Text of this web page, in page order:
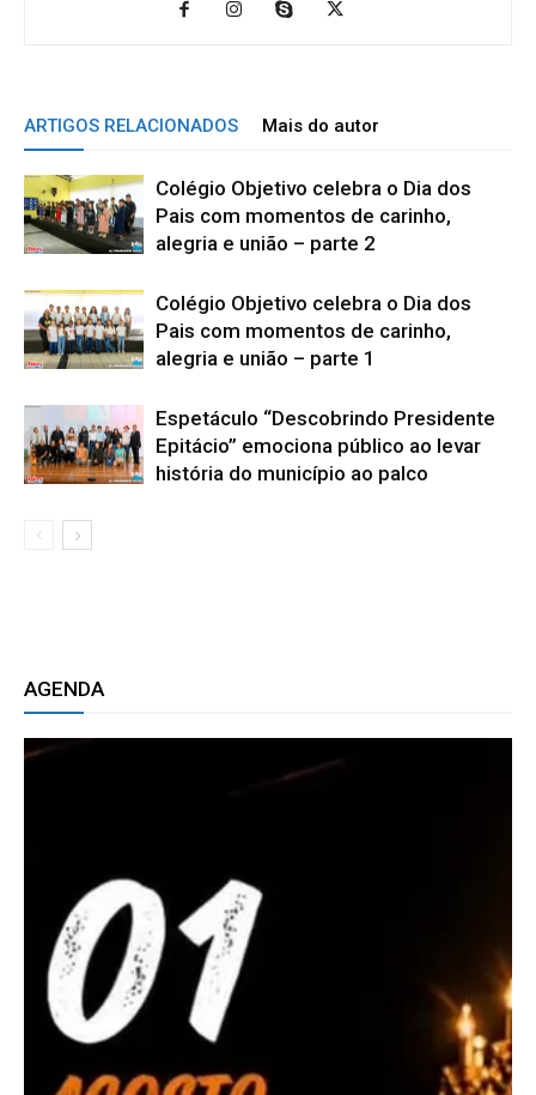
ARTIGOS RELACIONADOS Mais do autor
Colégio Objetivo celebra o Dia dos
Pais com momentos de carinho,
alegria e união – parte 2
Colégio Objetivo celebra o Dia dos
Pais com momentos de carinho,
alegria e união – parte 1
Espetáculo “Descobrindo Presidente
Epitácio” emociona público ao levar
história do município ao palco
AGENDA